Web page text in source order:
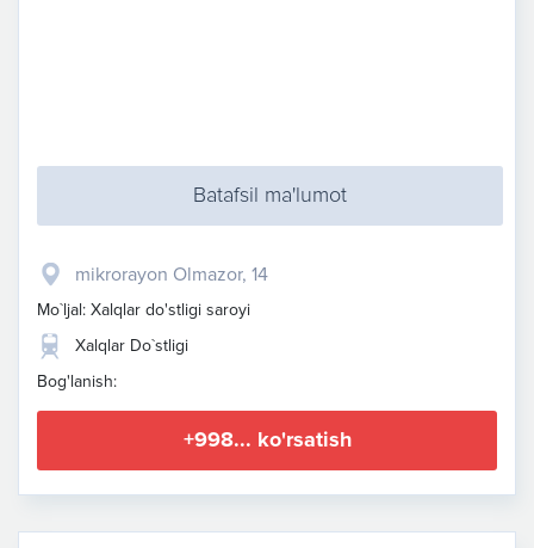
Batafsil ma'lumot
mikrorayon Olmazor, 14
Mo`ljal: Xalqlar do'stligi saroyi
Xalqlar Do`stligi
Bog'lanish:
+998... ko'rsatish